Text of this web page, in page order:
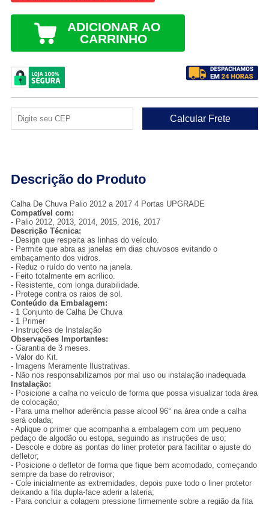
ADICIONAR AO
CARRINHO
Descrição do Produto
Calha De Chuva Palio 2012 a 2017 4 Portas UPGRADE
Compatível com:
- Palio 2012, 2013, 2014, 2015, 2016, 2017
Descrição Técnica:
- Design que respeita as linhas do veículo.
- Permite que abra as janelas em dias chuvosos evitando o
embaçamento dos vidros.
- Reduz o ruído do vento na janela.
- Feito totalmente em acrílico.
- Resistente, com longa durabilidade.
- Protege contra os raios de sol.
Conteúdo da Embalagem:
- 1 Conjunto de Calha De Chuva
- 1 Primer
- Instruções de Instalação
Observações Importantes:
- Garantia de 3 meses.
- Valor do Kit.
- Imagens Meramente Ilustrativas.
- Não nos responsabilizamos por mal uso ou instalação inadequada
Instalação:
- Posicione a calha no veículo de forma que possa visualizar toda área
de colocação;
- Para uma melhor aderência passe alcool 96° na área onde a calha
será colada;
- Aplique o primer que acompanha a embalagem com um pequeno
pedaço de algodão ou estopa, seguindo as instruções de uso;
- Descole e dobre as pontas do liner protetor para facilitar o ajuste do
defletor;
- Posicione o defletor de forma que fique bem acomodado, começando
sempre da base do retrovisor;
- Cole inicialmente as extremidades, depois puxe todo o liner protetor
deixando a fita dupla-face aderir a lateria;
- Para concluir a colagem pressione firmemente sobre a região da fita